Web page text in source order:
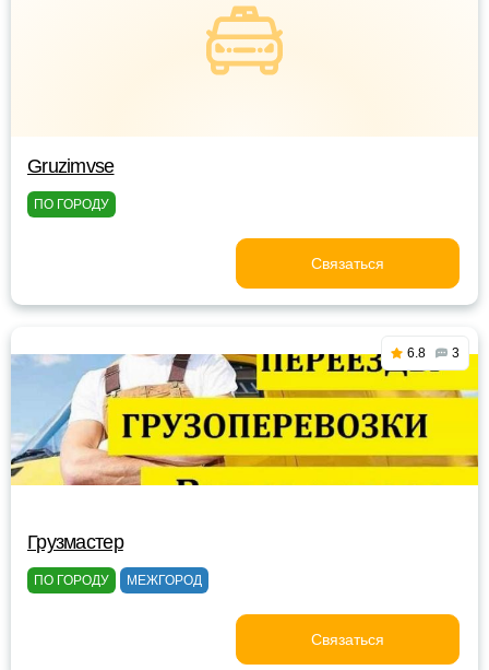
Gruzimvse
ПО ГОРОДУ
Связаться
6.8 3
Грузмастер
ПО ГОРОДУ МЕЖГОРОД
Связаться